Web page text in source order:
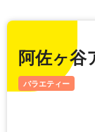
阿佐ヶ谷
バラエティー